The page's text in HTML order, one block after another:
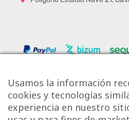
Usamos la información
cookies y tecnologías
experiencia en nuestro